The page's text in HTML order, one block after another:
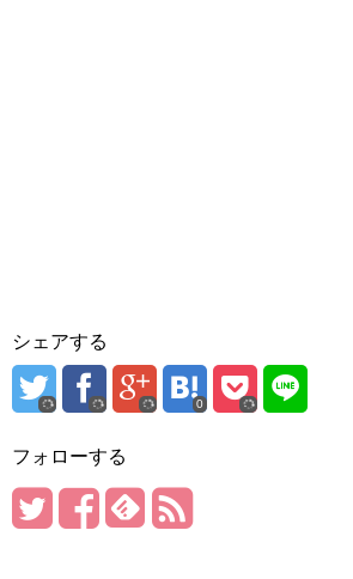
シェアする
0
フォローする